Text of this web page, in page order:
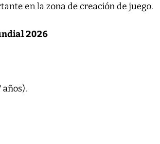
en la zona de creación de juego.
2026
años).